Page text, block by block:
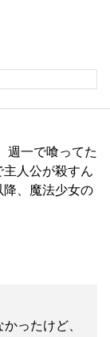
週一で喰ってた
人公が殺すん
降、魔法少女の
ったけど、